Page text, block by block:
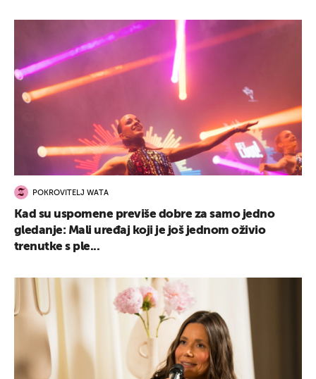
POKROVITELJ WATA
Kad su uspomene previše dobre za samo jedno
gledanje: Mali uređaj koji je još jednom oživio
trenutke s ple...